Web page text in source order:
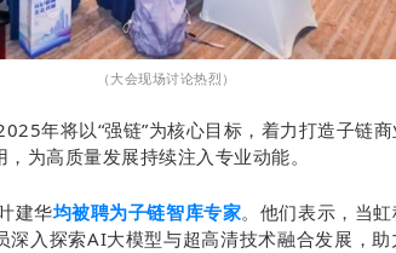
（大会现场讨论热烈）
年将以“强链”为核心目标，着力打造子链
为高质量发展持续注入专业动能。
建华均被聘为子链智库专家。他们表示，当
深入探索AI大模型与超高清技术融合发展，助